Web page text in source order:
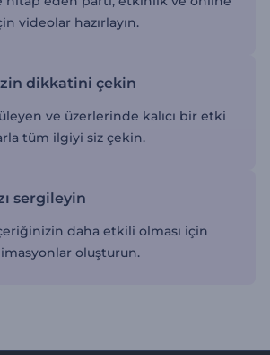
videolar hazırlayın.
dikkatini çekin
ve üzerlerinde kalıcı bir etki
tüm ilgiyi siz çekin.
sergileyin
daha etkili olması için
oluşturun.